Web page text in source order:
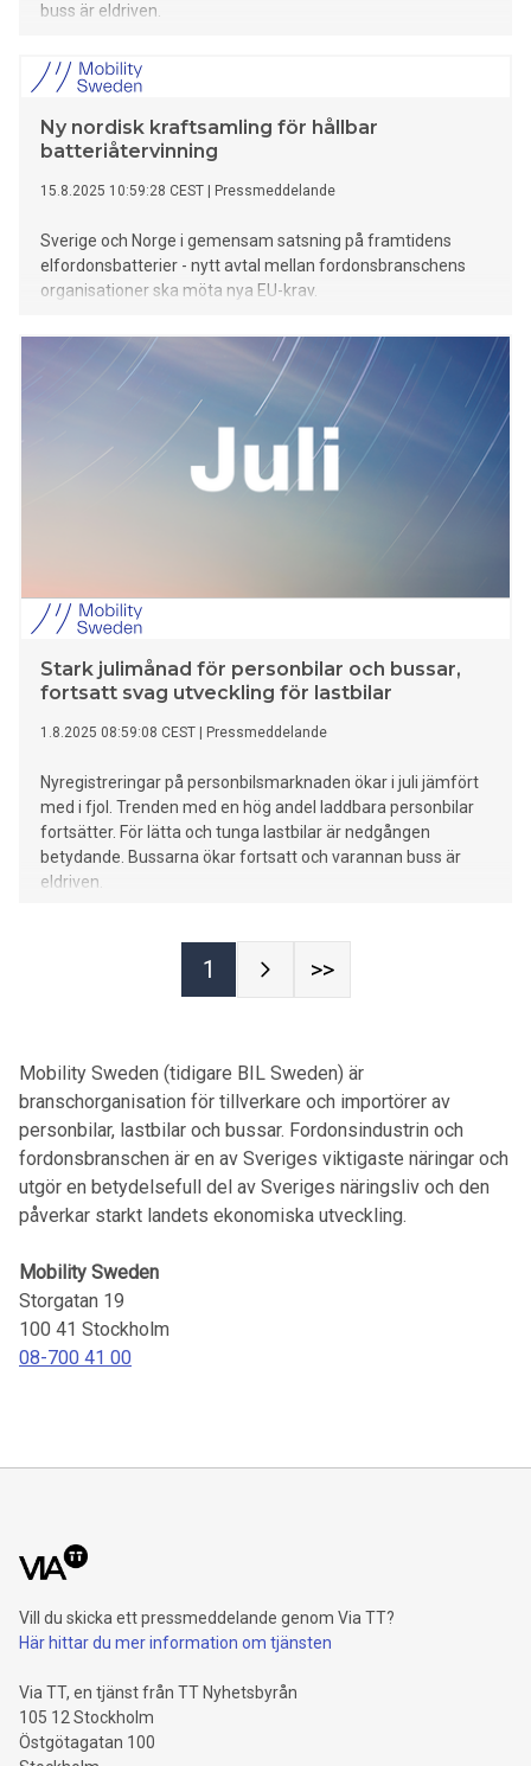
buss är eldriven.
Ny nordisk kraftsamling för hållbar
batteriåtervinning
15.8.2025 10:59:28 CEST Pressmeddelande
Sverige och Norge i gemensam satsning på framtidens
elfordonsbatterier - nytt avtal mellan fordonsbranschens
organisationer ska möta nya EU-krav.
Stark julimånad för personbilar och bussar,
fortsatt svag utveckling för lastbilar
1.8.2025 08:59:08 CEST Pressmeddelande
Nyregistreringar på personbilsmarknaden ökar i juli jämfört
med i fjol. Trenden med en hög andel laddbara personbilar
fortsätter. För lätta och tunga lastbilar är nedgången
betydande. Bussarna ökar fortsatt och varannan buss är
eldriven.
1 >>
Mobility Sweden (tidigare BIL Sweden) är
branschorganisation för tillverkare och importörer av
personbilar, lastbilar och bussar. Fordonsindustrin och
fordonsbranschen är en av Sveriges viktigaste näringar och
utgör en betydelsefull del av Sveriges näringsliv och den
påverkar starkt landets ekonomiska utveckling.
Mobility Sweden
Storgatan 19
100 41 Stockholm
08-700 41 00
Vill du skicka ett pressmeddelande genom Via TT?
Här hittar du mer information om tjänsten
Via TT, en tjänst från TT Nyhetsbyrån
105 12 Stockholm
Östgötagatan 100